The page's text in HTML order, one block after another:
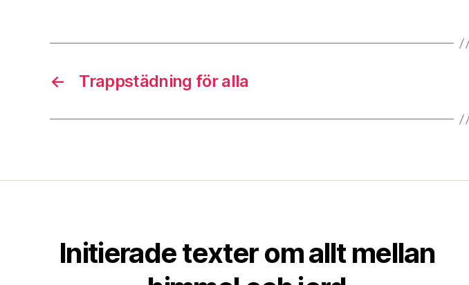
← Trappstädning för alla
Initierade texter om allt mellan